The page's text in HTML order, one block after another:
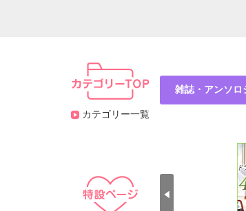
カテゴリー一覧
雑誌・アンソロ